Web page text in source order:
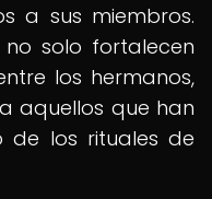
a sus miembros.
no solo fortalecen
los hermanos,
aquellos que han
de los rituales de